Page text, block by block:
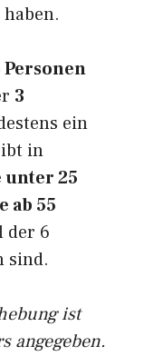
Personen
3
ein
in
unter 25
ab 55
der 6
sind.
ist
angegeben.